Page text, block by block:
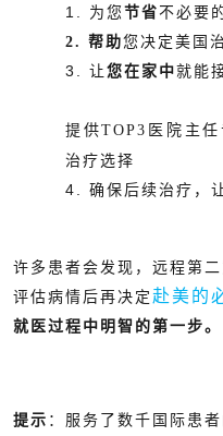
1. 为您节省不必要
2. 帮助您决定美国
3. 让您在家中就能
提供TOP3 医院主
治疗选择
4. 确保后续治疗，
许多患者会发现，远程第
评估病情后再决定赴美的
就医过程中明智的第一步。
提示 ：服务了数千国际患